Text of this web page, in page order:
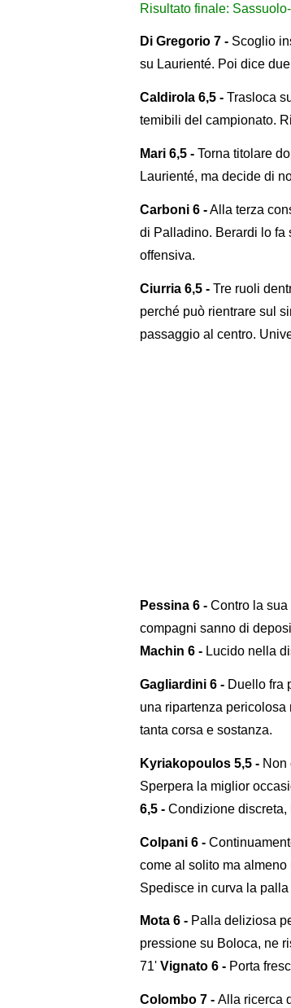
Risultato finale:
Di Gregorio 7 - Scoglio
su Laurienté. Poi dice
Caldirola 6,5 - Trasloca
temibili del campionato.
Mari 6,5 - Torna titolare
Laurienté, ma decide di
Carboni 6 -Alla terza
di Palladino. Berardi lo fa
offensiva.
Ciurria 6,5 - Tre ruoli
perché può rientrare sul
passaggio al centro.
Pessina 6 - Contro la sua
compagni sanno di
Machin 6 - Lucido nella
Gagliardini 6 - Duello fra
una ripartenza
tanta corsa e sostanza.
Kyriakopoulos 5,5 - Non
Sperpera la miglior
6,5 - Condizione discreta,
Colpani 6 -
come al solito ma
Spedisce in curva la palla
Mota 6 - Palla deliziosa
pressione su Boloca, ne
71' Vignato 6 - Porta
Colombo 7 - Alla ricerca